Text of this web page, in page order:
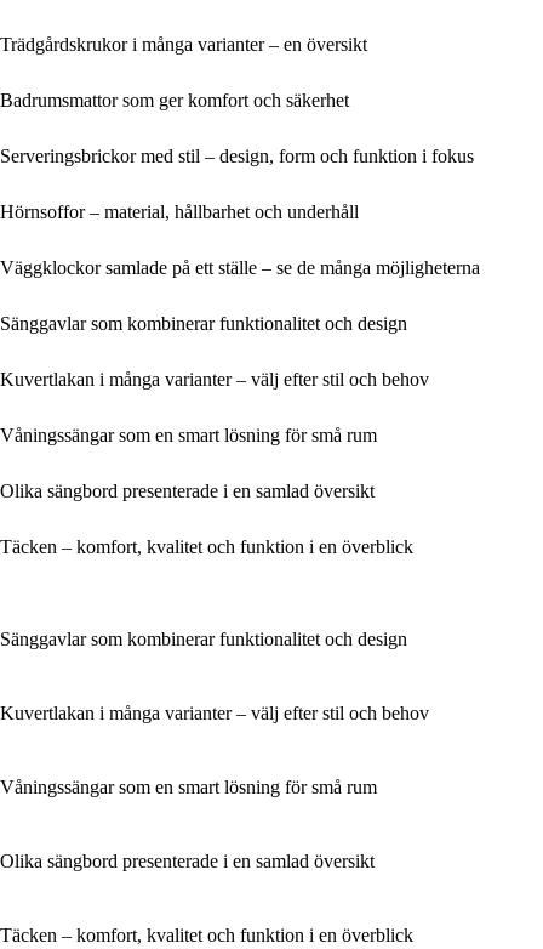
Trädgårdskrukor i många varianter – en översikt
Badrumsmattor som ger komfort och säkerhet
Serveringsbrickor med stil – design, form och funktion i fokus
Hörnsoffor – material, hållbarhet och underhåll
Väggklockor samlade på ett ställe – se de många möjligheterna
Sänggavlar som kombinerar funktionalitet och design
Kuvertlakan i många varianter – välj efter stil och behov
Våningssängar som en smart lösning för små rum
Olika sängbord presenterade i en samlad översikt
Täcken – komfort, kvalitet och funktion i en överblick
Sänggavlar som kombinerar funktionalitet och design
Kuvertlakan i många varianter – välj efter stil och behov
Våningssängar som en smart lösning för små rum
Olika sängbord presenterade i en samlad översikt
Täcken – komfort, kvalitet och funktion i en överblick